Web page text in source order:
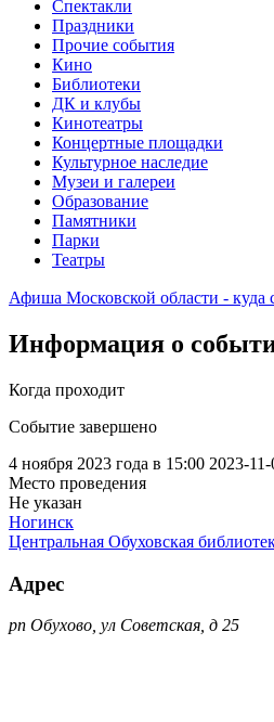
Спектакли
Праздники
Прочие события
Кино
Библиотеки
ДК и клубы
Кинотеатры
Концертные площадки
Культурное наследие
Музеи и галереи
Образование
Памятники
Парки
Театры
Афиша Московской области - куда
Информация о
Когда проходит
Событие завершено
4 ноября 2023 года в 15:00 2023-
Место проведения
Не указан
Ногинск
Центральная Обуховская
Адрес
рп Обухово, ул Советская, д 25